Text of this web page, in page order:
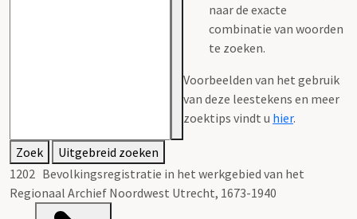
naar de exacte
combinatie van woorden
te zoeken.
Voorbeelden van het gebruik
van deze leestekens en meer
zoektips vindt u hier.
Zoek
Uitgebreid zoeken
1202 Bevolkingsregistratie in het werkgebied van het
Regionaal Archief Noordwest Utrecht, 1673-1940